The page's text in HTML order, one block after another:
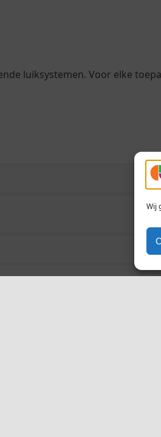
Wij
luiksystemen. Voor elke